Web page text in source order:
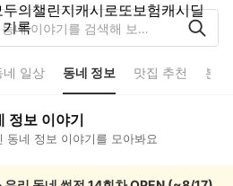
두의챌린지캐시로또보험캐시딜
록
네 일상 동네 정보 맛집 추천 분
정보 이야기
동네 정보 이야기를 모아봐요